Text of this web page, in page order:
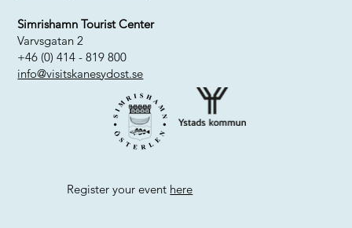
Simrishamn Tourist Center
Varvsgatan 2
+46 (0) 414 - 819 800
info@visitskanesydost.se
Register your event here